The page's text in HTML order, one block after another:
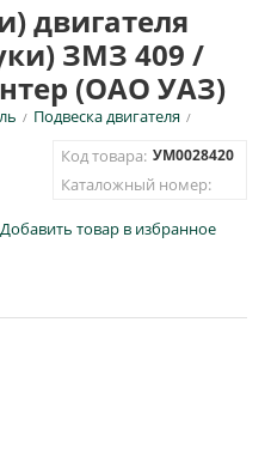
двигателя
ЗМЗ 409 /
(ОАО УАЗ)
/ Подвеска двигателя /
Код товара: УМ0028420
Каталожный номер:
Добавить товар в избранное